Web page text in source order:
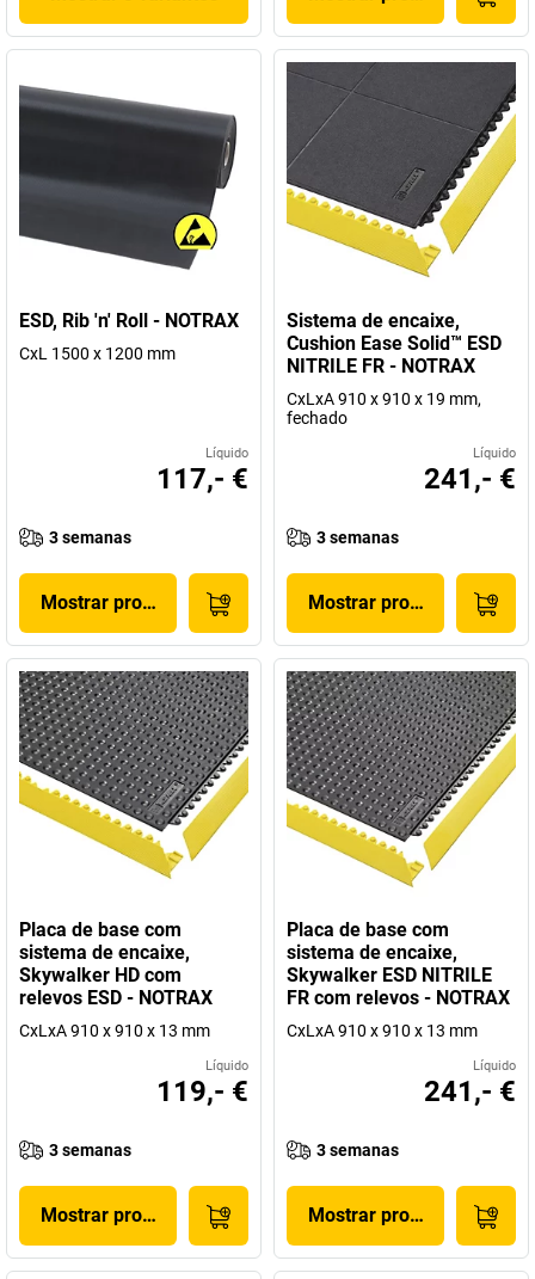
ESD, Rib 'n' Roll - NOTRAX
CxL 1500 x 1200 mm
Líquido
117,- €
3 semanas
Mostrar produto
Sistema de encaixe,
Cushion Ease Solid™ ESD
NITRILE FR - NOTRAX
CxLxA 910 x 910 x 19 mm,
fechado
Líquido
241,- €
3 semanas
Mostrar produto
Placa de base com
sistema de encaixe,
Skywalker HD com
relevos ESD - NOTRAX
CxLxA 910 x 910 x 13 mm
Líquido
119,- €
3 semanas
Mostrar produto
Placa de base com
sistema de encaixe,
Skywalker ESD NITRILE
FR com relevos - NOTRAX
CxLxA 910 x 910 x 13 mm
Líquido
241,- €
3 semanas
Mostrar produto